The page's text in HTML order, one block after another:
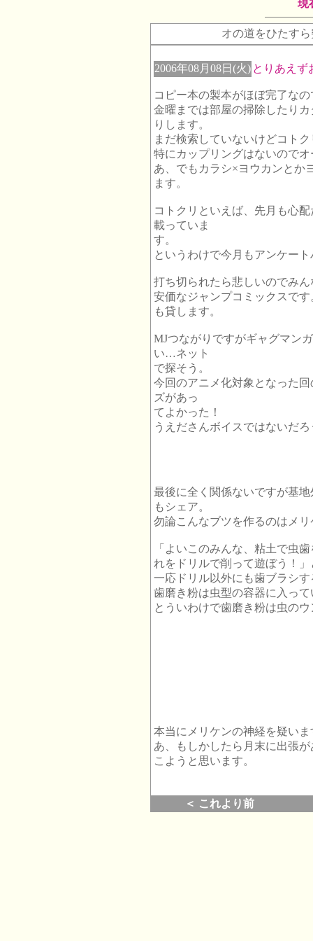
現
オの道をひたす
2006年08月08日(火) とりあえず
コピー本の製本がほぼ完了な
金曜までは部屋の掃除したり
りします。
まだ検索していないけどコト
特にカップリングはないので
あ、でもカラシ×ヨウカンとか
ます。
コトクリといえば、先月も心
載っていま
す。
というわけで今月もアンケー
打ち切られたら悲しいのでみ
安価なジャンプコミックスで
も貸します。
MJつながりですがギャグマン
い…ネット
で探そう。
今回のアニメ化対象となった
ズがあっ
てよかった！
うえださんボイスではないだ
最後に全く関係ないですが基
もシェア。
勿論こんなブツを作るのはメ
「よいこのみんな、粘土で虫
れをドリルで削って遊ぼう！
一応ドリル以外にも歯ブラシ
歯磨き粉は虫型の容器に入って
とういわけで歯磨き粉は虫の
本当にメリケンの神経を疑い
あ、もしかしたら月末に出張
こようと思います。
＜ これより前